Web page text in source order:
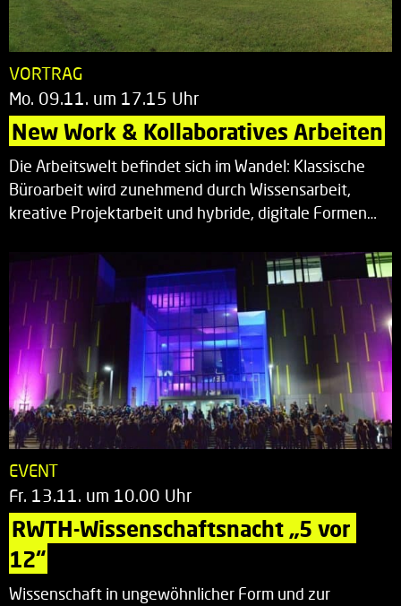
VORTRAG
Mo. 09.11. um 17.15 Uhr
New Work & Kollaboratives Arbeiten
Die Arbeitswelt befindet sich im Wandel: Klassische
Büroarbeit wird zunehmend durch Wissensarbeit,
kreative Projektarbeit und hybride, digitale Formen…
EVENT
Fr. 13.11. um 10.00 Uhr
RWTH-Wissenschaftsnacht „5 vor
12“
Wissenschaft in ungewöhnlicher Form und zur